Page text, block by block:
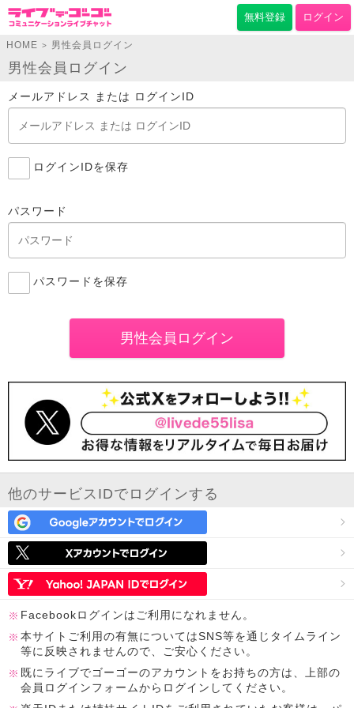
無料登録 ログイン
HOME > 男性会員ログイン
男性会員ログイン
メールアドレス または ログインID
ログインIDを保存
パスワード
パスワードを保存
他のサービスIDでログインする
Facebookログインはご利用になれません。
本サイトご利用の有無についてはSNS等を通じタイムライン
等に反映されませんので、ご安心ください。
既にライブでゴーゴーのアカウントをお持ちの方は、上部の
会員ログインフォームからログインしてください。